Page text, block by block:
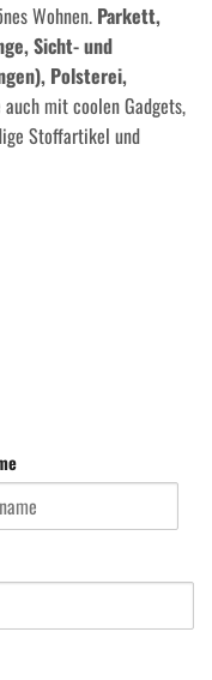
Wohnen. Parkett,
Sicht- und
Polsterei,
mit coolen Gadgets,
Stoffartikel und